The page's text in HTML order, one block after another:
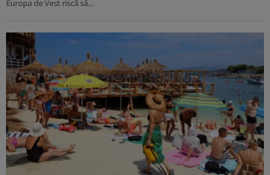
Europa de Vest riscă să…